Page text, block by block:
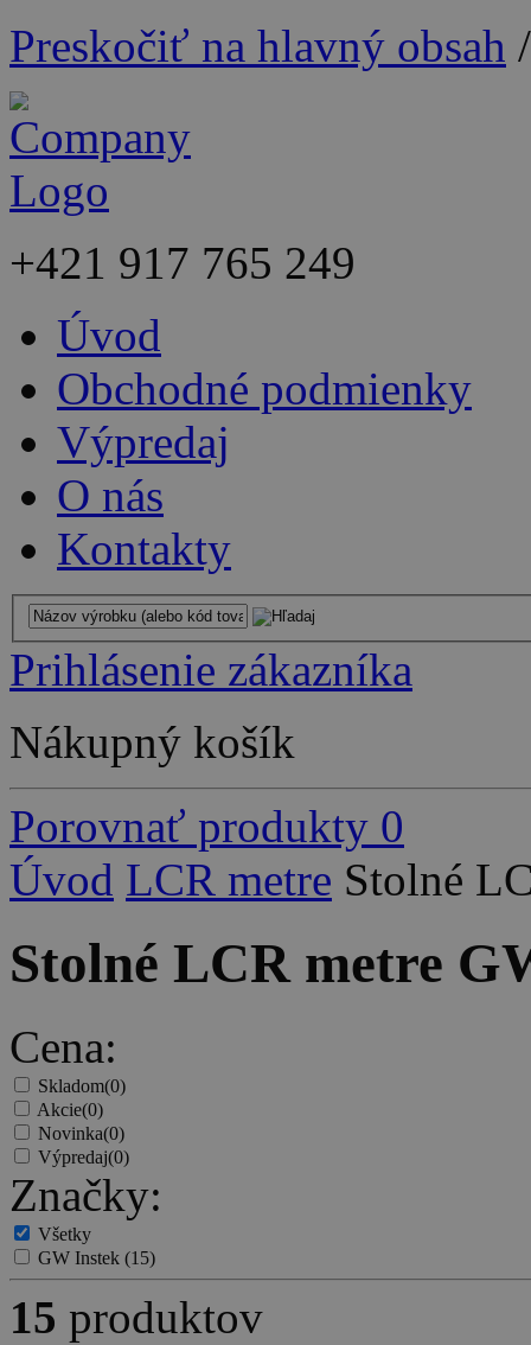
Preskočiť na hlavný obsah
+421 917 765 249
Úvod
Obchodné podmienky
Výpredaj
O nás
Kontakty
Prihlásenie zákazníka
Nákupný košík
Porovnať produkty 0
Úvod LCR metre Stolné
Stolné LCR metre
Cena:
Skladom(0)
Akcie(0)
Novinka(0)
Výpredaj(0)
Značky:
Všetky
GW Instek (15)
15 produktov